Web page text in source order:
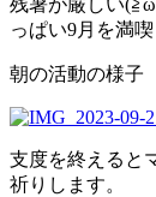
残暑が厳しい
っぱい9月を満喫
朝の活動の様子
支度を終えると
祈りします。